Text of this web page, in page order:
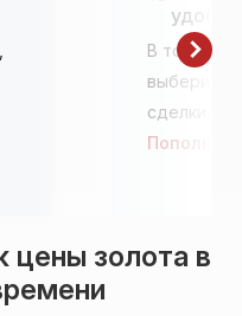
В
выберите
сделки,
цены золота в